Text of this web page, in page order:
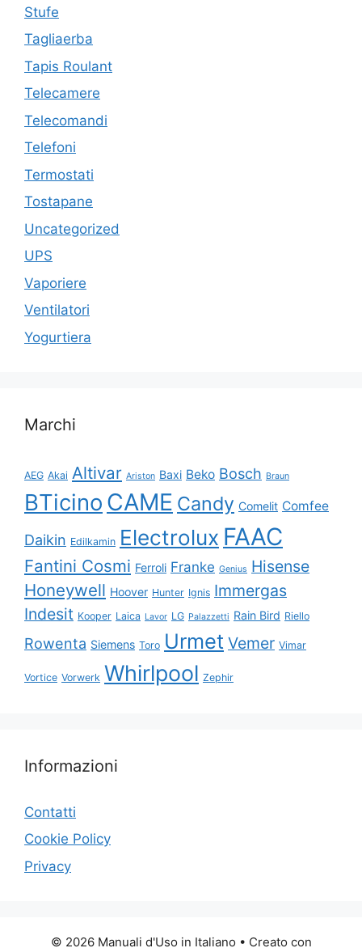
Stufe
Tagliaerba
Tapis Roulant
Telecamere
Telecomandi
Telefoni
Termostati
Tostapane
Uncategorized
UPS
Vaporiere
Ventilatori
Yogurtiera
Marchi
AEG Akai Altivar Ariston Baxi Beko Bosch Braun
BTicino CAME Candy Comelit Comfee
Daikin Edilkamin Electrolux FAAC
Fantini Cosmi Ferroli Franke Genius Hisense
Honeywell Hoover Hunter Ignis Immergas
Indesit Kooper Laica Lavor LG Palazzetti Rain Bird Riello
Rowenta Siemens Toro Urmet Vemer Vimar
Vortice Vorwerk Whirlpool Zephir
Informazioni
Contatti
Cookie Policy
Privacy
© 2026 Manuali d'Uso in Italiano • Creato con